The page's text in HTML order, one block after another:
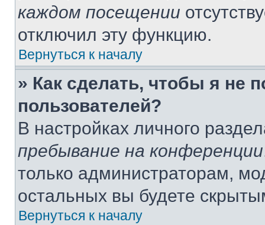
каждом посещении
отключил эту функцию.
Вернуться к началу
» Как сделать, чтобы я не
пользователей?
В настройках личного
пребывание на конференции
только администраторам,
остальных вы будете
Вернуться к началу